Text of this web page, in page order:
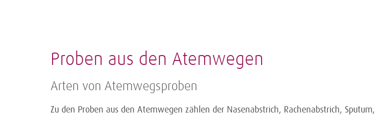
Proben aus den Atemwegen
Arten von Atemwegsproben
Zu den Proben aus den Atemwegen zählen der Nasenabstrich, Rachenabstrich, Sputum,